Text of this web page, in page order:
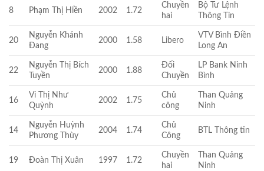
8 Phạm Thị Hiền 2002 1.72
Chuyền
hai
Bộ Tư Lệnh
Thông Tin
20
Nguyễn Khánh
Đang
2000 1.58 Libero
VTV Bình Điền
Long An
22
Nguyễn Thị Bích
Tuyền
2000 1.88
Đối
Chuyền
LP Bank Ninh
Bình
16
Vi Thị Như
Quỳnh
2002 1.75
Chủ
công
Than Quảng
Ninh
14
Nguyễn Huỳnh
Phương Thùy
2004 1.74
Chủ
Công
BTL Thông tin
19 Đoàn Thị Xuân 1997 1.72
Chuyền
hai
Than Quảng
Ninh